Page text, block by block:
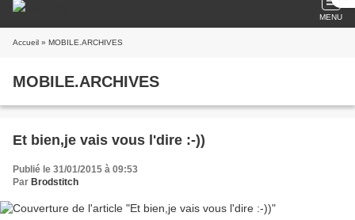
MENU
Accueil » MOBILE.ARCHIVES
MOBILE.ARCHIVES
Et bien,je vais vous l'dire :-))
Publié le 31/01/2015 à 09:53
Par Brodstitch